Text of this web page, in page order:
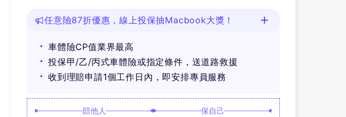
任意險87折優惠，線上投保抽Macbook大獎！
車體險CP值業界最高
投保甲/乙/丙式車體險或指定條件，送道路救援
收到理賠申請1個工作日內，即安排專員服務
賠他人 保自己